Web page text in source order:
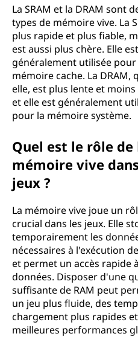
La SRAM et la DRAM sont
types de mémoire vive. La
plus rapide et plus fiable,
est aussi plus chère. Elle est
généralement utilisée pour
mémoire cache. La DRAM,
elle, est plus lente et moins
et elle est généralement
pour la mémoire système.
Quel est le rôle de
mémoire vive
jeux ?
La mémoire vive joue un
crucial dans les jeux. Elle
temporairement les
nécessaires à l'exécution
et permet un accès rapide
données. Disposer d'une
suffisante de RAM peut
un jeu plus fluide, des
chargement plus rapides
meilleures performances